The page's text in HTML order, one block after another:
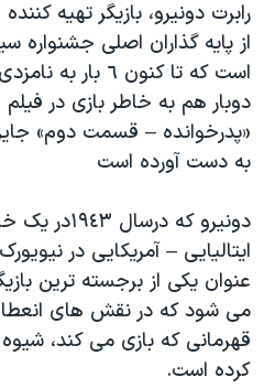
اعتراضات مردمی آبان ۹۸
اسرائیل در جنگ
نرگس محمدی برنده جایزه نوبل
همایش محافظه‌کاران آمریکا
سفر پرزیدنت ترامپ به چین
رابرت دونیرو، بازیگر تهیه
از پایه گذاران اصلی جشنواره
است که تا کنون ٦
دوبار هم به خاطر بازی در
«پدرخوانده – قسمت دوم»
به دست آورده است
دونیرو که
ایتالیایی – آمریکایی در
عنوان یکی از برجسته ترین
می شود که در نقش های
قهرمانی که بازی می کند، شیوه
کرده است.